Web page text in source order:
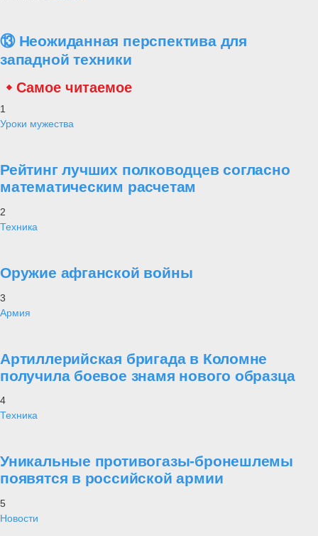
⑬ Неожиданная перспектива для
западной техники
Самое читаемое
1
Уроки мужества
Рейтинг лучших полководцев согласно
математическим расчетам
2
Техника
Оружие афганской войны
3
Армия
Артиллерийская бригада в Коломне
получила боевое знамя нового образца
4
Техника
Уникальные противогазы-бронешлемы
появятся в российской армии
5
Новости